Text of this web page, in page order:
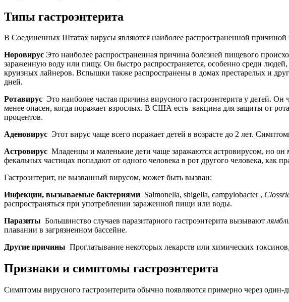
Типы гастроэнтерита
В Соединенных Штатах вирусы являются наиболее распространенной
Норовирус Это наиболее распространенная причина болезней пищевого
зараженную воду или пищу. Он быстро распространяется, особенно среди
круизных лайнеров. Вспышки также распространены в домах престарелых и
дней.
Ротавирус Это наиболее частая причина вирусного гастроэнтерита у детей.
менее опасен, когда поражает взрослых. В США есть вакцина для защиты от
процентов.
Аденовирус Этот вирус чаще всего поражает детей в возрасте до 2 лет.
Астровирус Младенцы и маленькие дети чаще заражаются астровирусом, но он
фекальных частицах попадают от одного человека в рот другого человека, как
Гастроэнтерит, не вызванный вирусом, может быть вызван:
Инфекции, вызываемые бактериями Salmonella, shigella, campylobacter,
распространяться при употреблении зараженной пищи или воды.
Паразиты Большинство случаев паразитарного гастроэнтерита вызывают
плавании в загрязненном бассейне.
Другие причины Проглатывание некоторых лекарств или химических
Признаки и симптомы гастроэнтерита
Симптомы вирусного гастроэнтерита обычно появляются примерно через один-